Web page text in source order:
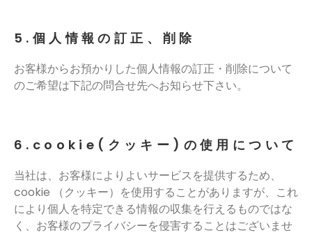
5.個人情報の訂正、削除
お客様からお預かりした個人情報の訂正・削除について
のご希望は下記の問合せ先へお知らせ下さい。
6.cookie(クッキー)の使用について
当社は、お客様によりよいサービスを提供するため、
cookie （クッキー）を使用することがありますが、これ
により個人を特定できる情報の収集を行えるものではな
く、お客様のプライバシーを侵害することはございませ